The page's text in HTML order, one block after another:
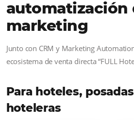
de Hotéis e
solução hoteleira
número 1 do
adaptada a todo o
internos ou com
tecnologia é nossa e